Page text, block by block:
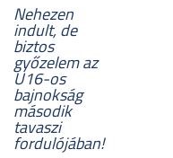
Nehezen
indult, de
biztos
győzelem az
U16-os
bajnokság
második
tavaszi
fordulójában!